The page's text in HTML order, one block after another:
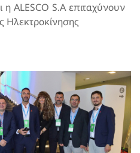
ALESCO S.A επιταχύνουν
Ηλεκτροκίνησης